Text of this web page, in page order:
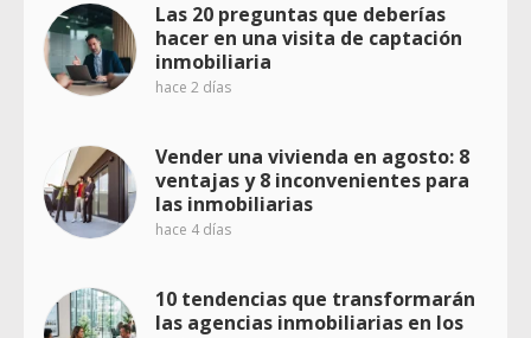
Las 20 preguntas que deberías
hacer en una visita de captación
inmobiliaria
hace 2 días
Vender una vivienda en agosto: 8
ventajas y 8 inconvenientes para
las inmobiliarias
hace 4 días
10 tendencias que transformarán
las agencias inmobiliarias en los